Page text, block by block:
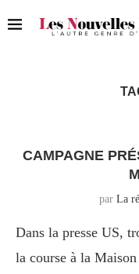
CAMPAGNE
par La
Dans la presse US,
la course à la